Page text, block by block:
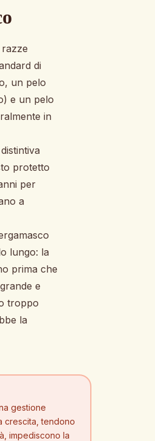
di
un pelo
e un pelo
in
protetto
per
a
lungo: la
prima che
e
troppo
la
gestione
crescita, tendono
impediscono la